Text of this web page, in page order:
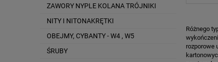
ZAWORY NYPLE KOLANA TRÓJNIKI
NITY I NITONAKRĘTKI
OBEJMY, CYBANTY - W4 , W5
ŚRUBY
Różnego
rozporowe